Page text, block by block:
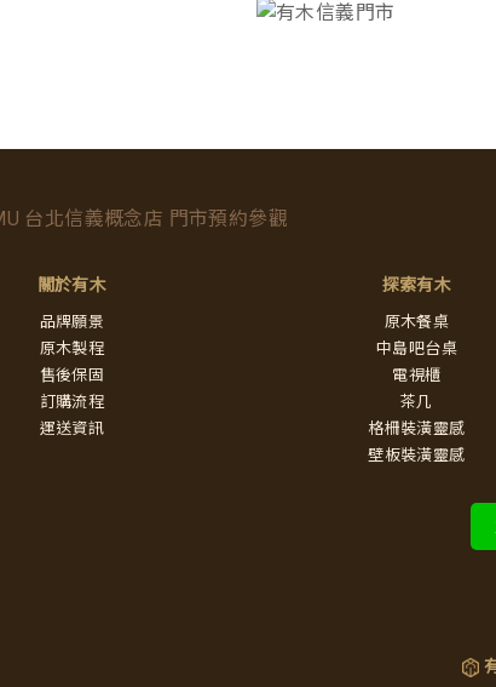
關於有木
品牌願景
原木製程
售後保固
訂購流程
運送資訊
探索有木
原木餐桌
中島吧台桌
電視櫃
茶几
格柵裝潢靈感
壁板裝潢靈感